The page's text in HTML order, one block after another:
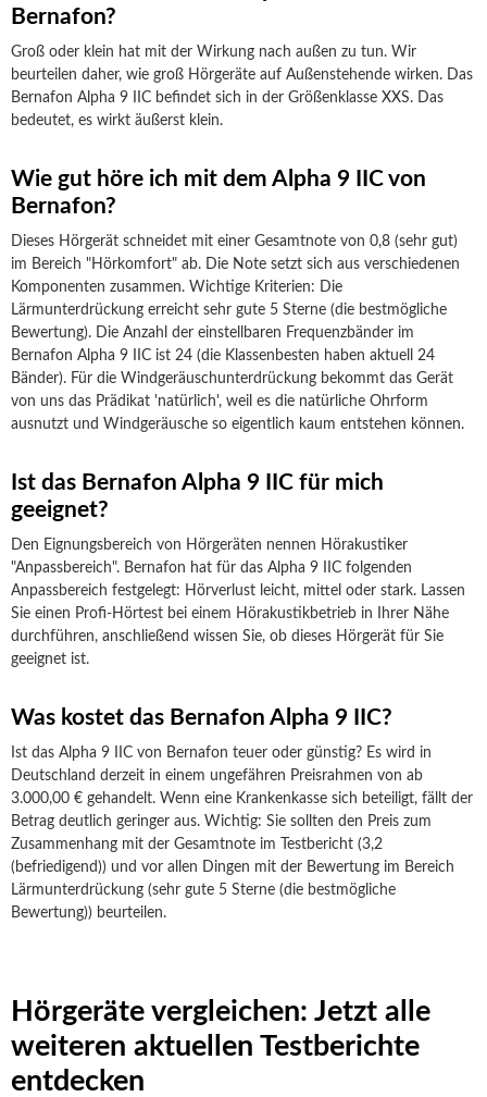
Bernafon?
Groß oder klein hat mit der Wirkung nach außen zu tun. Wir
beurteilen daher, wie groß Hörgeräte auf Außenstehende wirken. Das
Bernafon Alpha 9 IIC befindet sich in der Größenklasse XXS. Das
bedeutet, es wirkt äußerst klein.
Wie gut höre ich mit dem Alpha 9 IIC von
Bernafon?
Dieses Hörgerät schneidet mit einer Gesamtnote von 0,8 (sehr gut)
im Bereich "Hörkomfort" ab. Die Note setzt sich aus verschiedenen
Komponenten zusammen. Wichtige Kriterien: Die
Lärmunterdrückung erreicht sehr gute 5 Sterne (die bestmögliche
Bewertung). Die Anzahl der einstellbaren Frequenzbänder im
Bernafon Alpha 9 IIC ist 24 (die Klassenbesten haben aktuell 24
Bänder). Für die Windgeräuschunterdrückung bekommt das Gerät
von uns das Prädikat 'natürlich', weil es die natürliche Ohrform
ausnutzt und Windgeräusche so eigentlich kaum entstehen können.
Ist das Bernafon Alpha 9 IIC für mich
geeignet?
Den Eignungsbereich von Hörgeräten nennen Hörakustiker
"Anpassbereich". Bernafon hat für das Alpha 9 IIC folgenden
Anpassbereich festgelegt: Hörverlust leicht, mittel oder stark. Lassen
Sie einen Profi-Hörtest bei einem Hörakustikbetrieb in Ihrer Nähe
durchführen, anschließend wissen Sie, ob dieses Hörgerät für Sie
geeignet ist.
Was kostet das Bernafon Alpha 9 IIC?
Ist das Alpha 9 IIC von Bernafon teuer oder günstig? Es wird in
Deutschland derzeit in einem ungefähren Preisrahmen von ab
3.000,00 € gehandelt. Wenn eine Krankenkasse sich beteiligt, fällt der
Betrag deutlich geringer aus. Wichtig: Sie sollten den Preis zum
Zusammenhang mit der Gesamtnote im Testbericht (3,2
(befriedigend)) und vor allen Dingen mit der Bewertung im Bereich
Lärmunterdrückung (sehr gute 5 Sterne (die bestmögliche
Bewertung)) beurteilen.
Hörgeräte vergleichen: Jetzt alle
weiteren aktuellen Testberichte
entdecken